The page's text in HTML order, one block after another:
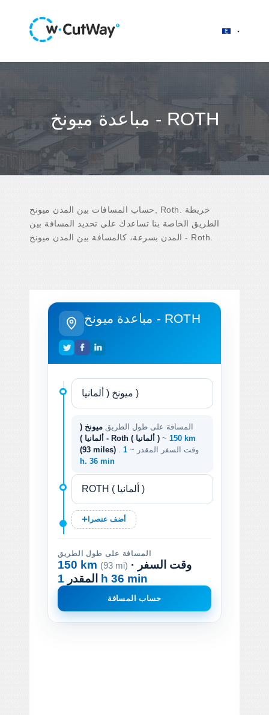
مباعدة ميونخ - ROTH
حساب المسافات بين المدن ميونخ, Roth. خريطة
الطريق الخاصة بنا تساعدك على تحديد المسافة بين
المدن بسرعة، كالمسافة بين المدن ميونخ - Roth.
مباعدة ميونخ - ROTH
المسافة على طول الطريق ميونخ (
ألمانيا ) - Roth ( ألمانيا ) ~
150 km
(93 miles)
. وقت السفر المقدر ~ 1
h. 36 min
أضف عنصرا
المسافة على طول الطريق
150 km (93 mi) · وقت السفر
المقدر 1 h 36 min
حساب المسافة